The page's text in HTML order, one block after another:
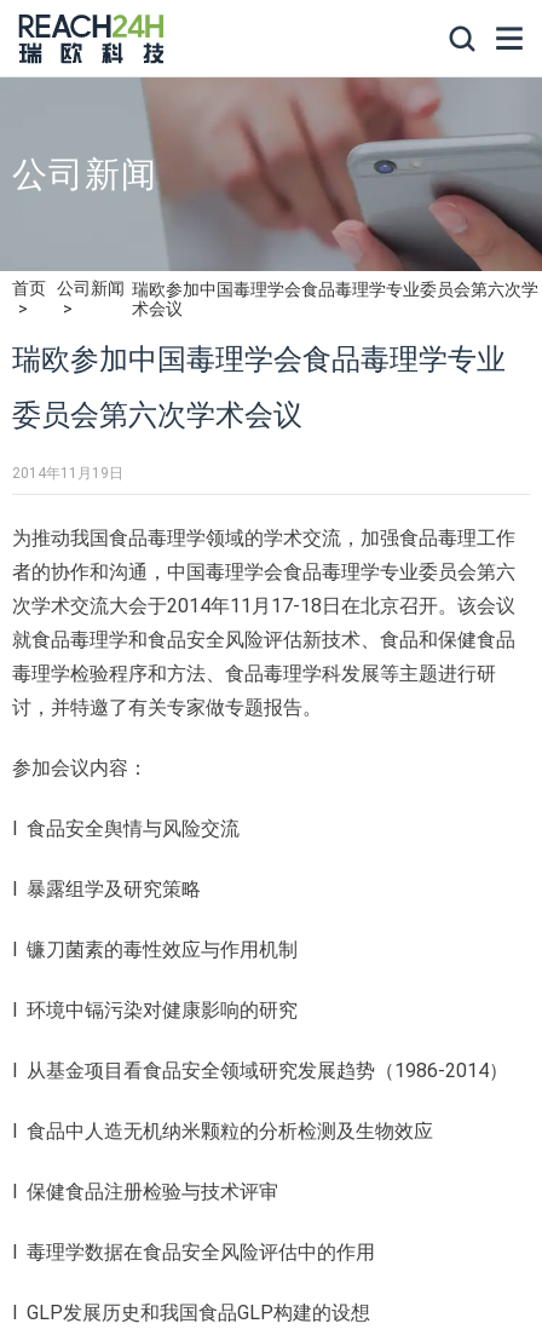
公司新闻
首页 公司新闻 瑞欧参加中国毒理学会食品毒理学专业委员会第六次学
术会议
瑞欧参加中国毒理学会食品毒理学专业
委员会第六次学术会议
2014年11月19日
为推动我国食品毒理学领域的学术交流，加强食品毒理工作
者的协作和沟通，中国毒理学会食品毒理学专业委员会第六
次学术交流大会于2014年11月17-18日在北京召开。该会议
就食品毒理学和食品安全风险评估新技术、食品和保健食品
毒理学检验程序和方法、食品毒理学科发展等主题进行研
讨，并特邀了有关专家做专题报告。
参加会议内容：
l 食品安全舆情与风险交流
l 暴露组学及研究策略
l 镰刀菌素的毒性效应与作用机制
l 环境中镉污染对健康影响的研究
l 从基金项目看食品安全领域研究发展趋势（1986-2014）
l 食品中人造无机纳米颗粒的分析检测及生物效应
l 保健食品注册检验与技术评审
l 毒理学数据在食品安全风险评估中的作用
l GLP发展历史和我国食品GLP构建的设想